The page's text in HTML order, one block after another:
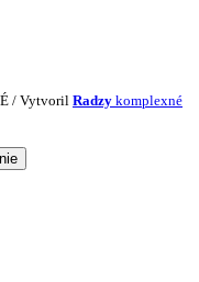
/ Vytvoril Radzy komplexné